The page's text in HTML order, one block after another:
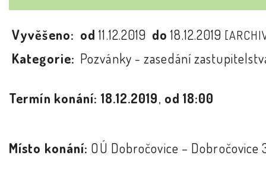
Vyvěšeno: od11.12.2019 do18.12.2019
Kategorie: Pozvánky - zasedání
Termín konání: 18.12.2019, od 18:00
Místo konání: OÚ Dobročovice – Dobročovice